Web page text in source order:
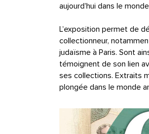
aujourd’hui dans le
L’exposition permet de
collectionneur,
judaïsme à Paris. Sont
témoignent de son lien
ses collections. Extraits
plongée dans le monde